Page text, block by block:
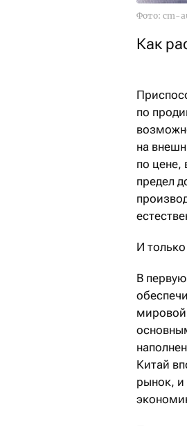
Фото: cm-
по
на
по цене,
предел
И
В
Китай
рынок, и